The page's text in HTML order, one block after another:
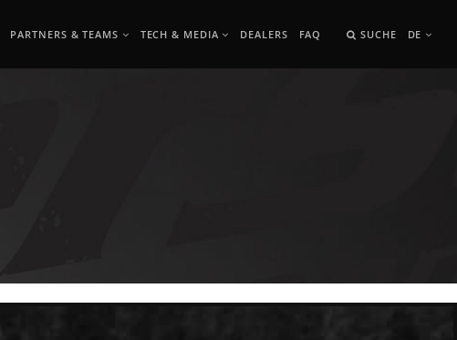
PARTNERS & TEAMS TECH & MEDIA DEALERS FAQ SUCHE DE